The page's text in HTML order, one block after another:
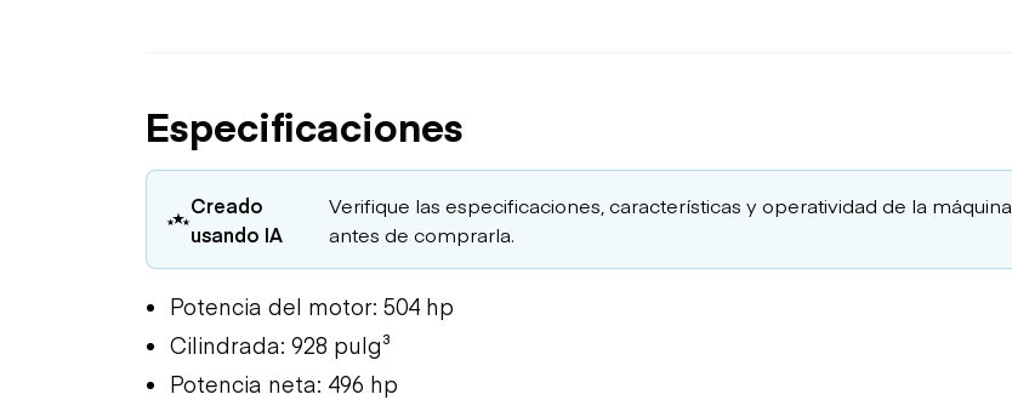
Especificaciones
Creado
usando IA
Verifique las especificaciones, características y operatividad de la máquina
antes de comprarla.
Potencia del motor: 504 hp
Cilindrada: 928 pulg³
Potencia neta: 496 hp